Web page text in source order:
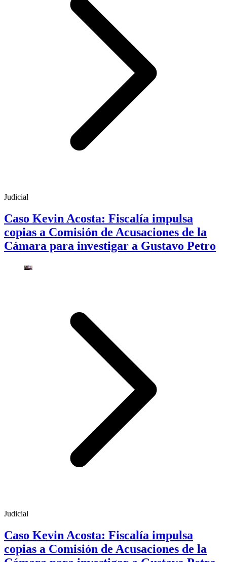
Judicial
Caso Kevin Acosta: Fiscalía impulsa
copias a Comisión de Acusaciones de la
Cámara para investigar a Gustavo Petro
Judicial
Caso Kevin Acosta: Fiscalía impulsa
copias a Comisión de Acusaciones de la